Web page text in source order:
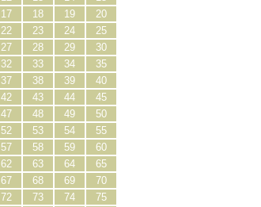
17 18 19
20
22 23 24
25
27 28 29
30
32 33 34
35
37 38 39
40
42 43 44
45
47 48 49
50
52 53 54
55
57 58 59
60
62 63 64
65
67 68 69
70
72 73 74
75